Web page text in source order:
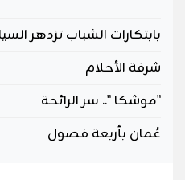
بابتكارات الشباب تزدهر
شرفة الأحلام
"موشكا ".. سر الرائحة
عُمان بأربعة فصول